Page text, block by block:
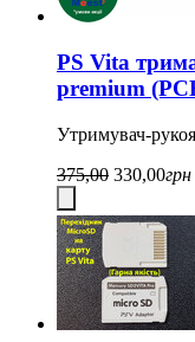
PS Vita
premium
Утримувач-
375,00 330,00грн